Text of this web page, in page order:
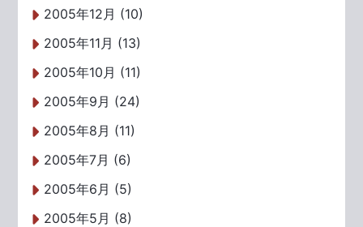
2005年12月 (10)
2005年11月 (13)
2005年10月 (11)
2005年9月 (24)
2005年8月 (11)
2005年7月 (6)
2005年6月 (5)
2005年5月 (8)